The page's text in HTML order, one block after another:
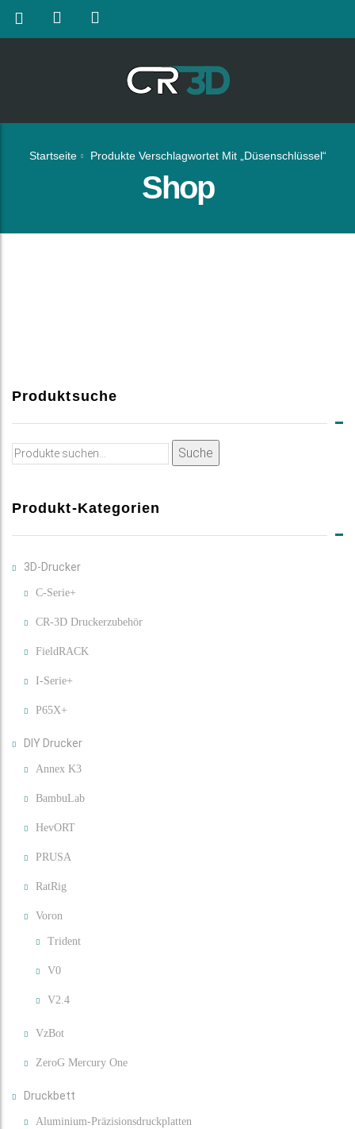
Startseite Produkte Verschlagwortet Mit „Düsenschlüssel“
Shop
Produktsuche
Suche
Suche
Produkt-Kategorien
3D-Drucker
C-Serie+
CR-3D Druckerzubehör
FieldRACK
I-Serie+
P65X+
DIY Drucker
Annex K3
BambuLab
HevORT
PRUSA
RatRig
Voron
Trident
V0
V2.4
VzBot
ZeroG Mercury One
Druckbett
Aluminium-Präzisionsdruckplatten